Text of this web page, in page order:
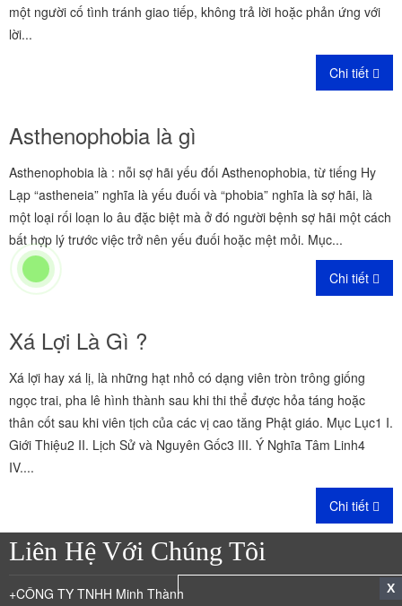
một người cố tình tránh giao tiếp, không trả lời hoặc phản ứng với
lời...
Chi tiết
Asthenophobia là gì
Asthenophobia là : nỗi sợ hãi yếu đối Asthenophobia, từ tiếng Hy
Lạp “astheneia” nghĩa là yếu đuối và “phobia” nghĩa là sợ hãi, là
một loại rối loạn lo âu đặc biệt mà ở đó người bệnh sợ hãi một cách
bất hợp lý trước việc trở nên yếu đuối hoặc mệt mỏi. Mục...
Chi tiết
Xá Lợi Là Gì ?
Xá lợi hay xá lị, là những hạt nhỏ có dạng viên tròn trông giống
ngọc trai, pha lê hình thành sau khi thi thể được hỏa táng hoặc
thân cốt sau khi viên tịch của các vị cao tăng Phật giáo. Mục Lục1 I.
Giới Thiệu2 II. Lịch Sử và Nguyên Gốc3 III. Ý Nghĩa Tâm Linh4
IV....
Chi tiết
Liên Hệ Với Chúng Tôi
+CÔNG TY TNHH Minh Thành
X